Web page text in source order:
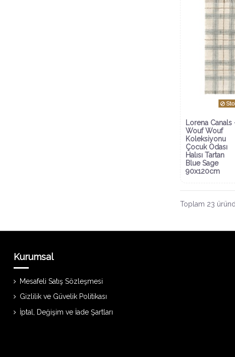
Lorena Canals
Wouf Wouf
Koleksiyonu
Çocuk Odası
Halısı Tartan
Blue Sage
90x120cm
Toplam 23
Kurumsal
Mesafeli Satış Sözleşmesi
Gizlilik ve Güvelik Politikası
İptal, Değişim ve İade Şartları